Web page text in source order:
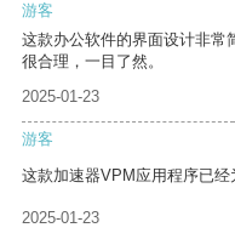
游客
这款办公软件的界面设计非常
很合理，一目了然。
2025-01-23
游客
这款加速器VPM应用程序已经
2025-01-23